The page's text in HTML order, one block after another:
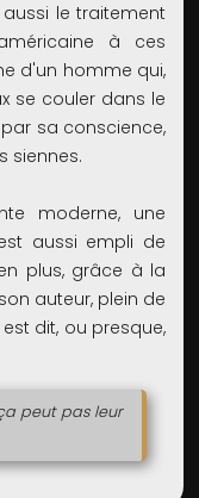
le traitement
à ces
d'un homme qui,
se couler dans le
sa conscience,
siennes.
moderne, une
aussi empli de
plus, grâce à la
auteur, plein de
dit, ou presque,
peut pas leur